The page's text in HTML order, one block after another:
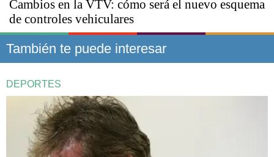
Cambios en la VTV: cómo será el nuevo esquema
de controles vehiculares
También te puede interesar
DEPORTES